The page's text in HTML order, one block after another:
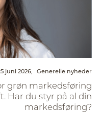
juni 2026, Generelle nyheder
grøn markedsføring
Har du styr på al din
markedsføring?